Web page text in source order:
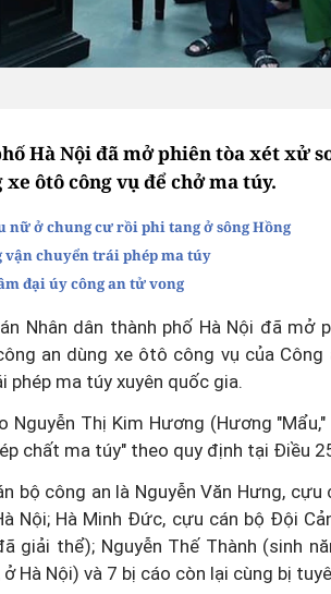
Hà Nội đã mở phiên tòa xét xử
ôtô công vụ để chở ma túy.
ở chung cư rồi phi tang ở sông Hồng
chuyển trái phép ma túy
đại úy công an tử vong
Nhân dân thành phố Hà Nội đã
an dùng xe ôtô công vụ của
ma túy xuyên quốc gia.
Nguyễn Thị Kim Hương (Hương
chất ma túy" theo quy định tại Điều
bộ công an là Nguyễn Văn Hưng,
Nội; Hà Minh Đức, cựu cán bộ Đội
giải thể); Nguyễn Thế Thành (sinh
Hà Nội) và 7 bị cáo còn lại cùng bị